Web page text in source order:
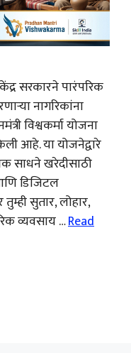
सरकारने पारंपरिक
नागरिकांना
विश्वकर्मा योजना
आहे. या योजनेद्वारे
साधने खरेदीसाठी
डिजिटल
सुतार, लोहार,
व्यवसाय …Read